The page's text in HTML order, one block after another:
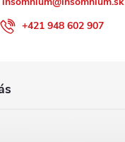
+421 948 602 907